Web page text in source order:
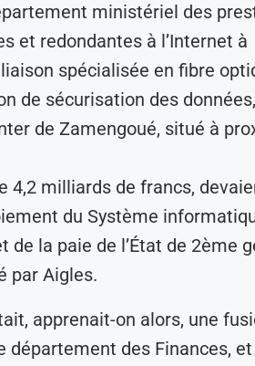
ministériel des
et redondantes à l’Internet à
spécialisée en fibre
de sécurisation des
de Zamengoué, situé à
4,2 milliards de francs,
du Système
la paie de l’État de 2ème
par Aigles.
apprenait-on alors, une
département des Finances,